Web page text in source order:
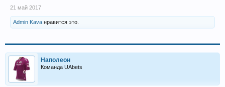
21 май 2017
Admin Kava нравится это.
Наполеон
Команда UAbets